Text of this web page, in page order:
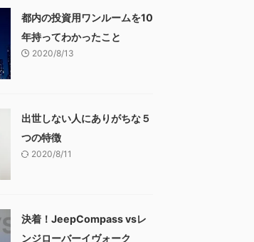
都内の投資用ワンルームを10
年持ってわかったこと
2020/8/13
出世しない人にありがちな５
つの特徴
2020/8/11
決着！JeepCompass vsレ
ンジローバーイヴォーク